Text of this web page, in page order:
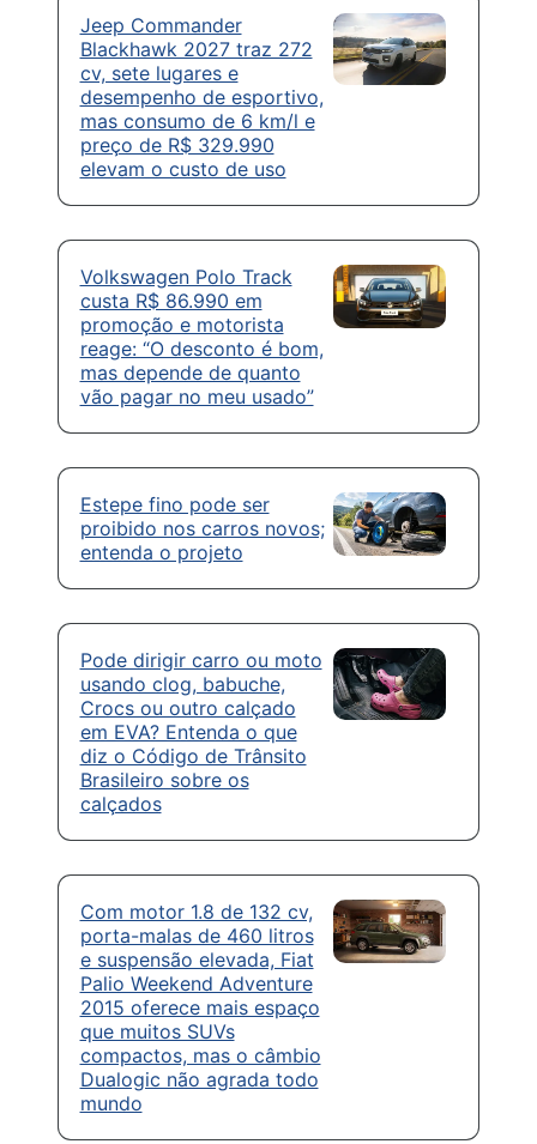
Jeep Commander
Blackhawk 2027 traz 272
cv, sete lugares e
desempenho de esportivo,
mas consumo de 6 km/l e
preço de R$ 329.990
elevam o custo de uso
Volkswagen Polo Track
custa R$ 86.990 em
promoção e motorista
reage: “O desconto é bom,
mas depende de quanto
vão pagar no meu usado”
Estepe fino pode ser
proibido nos carros novos;
entenda o projeto
Pode dirigir carro ou moto
usando clog, babuche,
Crocs ou outro calçado
em EVA? Entenda o que
diz o Código de Trânsito
Brasileiro sobre os
calçados
Com motor 1.8 de 132 cv,
porta-malas de 460 litros
e suspensão elevada, Fiat
Palio Weekend Adventure
2015 oferece mais espaço
que muitos SUVs
compactos, mas o câmbio
Dualogic não agrada todo
mundo